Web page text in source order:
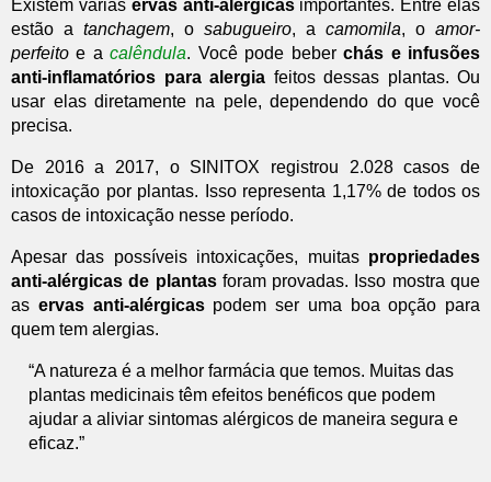
Existem várias ervas anti-alérgicasimportantes. Entre elas
estão a tanchagem, o sabugueiro, a camomila, o amor-
perfeito e acalêndula. Você pode beberchás e infusões
anti-inflamatórios para alergia feitos dessas plantas. Ou
usar elas diretamente na pele, dependendo do que você
precisa.
De 2016 a 2017, o SINITOX registrou 2.028 casos de
intoxicação por plantas. Isso representa 1,17% de todos os
casos de intoxicação nesse período.
Apesar das possíveis intoxicações, muitas propriedades
anti-alérgicas de plantasforam provadas. Isso mostra que
as ervas anti-alérgicaspodem ser uma boa opção para
quem tem alergias.
“A natureza é a melhor farmácia que temos. Muitas das
plantas medicinais têm efeitos benéficos que podem
ajudar a aliviar sintomas alérgicos de maneira segura e
eficaz.”